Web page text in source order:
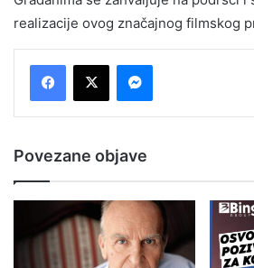
realizacije ovog značajnog filmskog
Povezane objave